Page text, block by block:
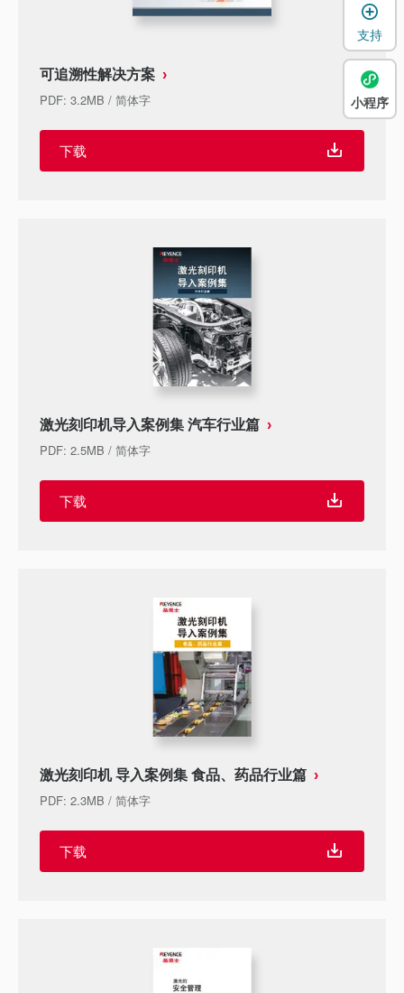
可追溯性解决方案
PDF: 3.2MB / 简体字
下载
激光刻印机导入案例集 汽车行业篇
PDF: 2.5MB / 简体字
下载
激光刻印机 导入案例集 食品、药品行业篇
PDF: 2.3MB / 简体字
下载
支持
小程序